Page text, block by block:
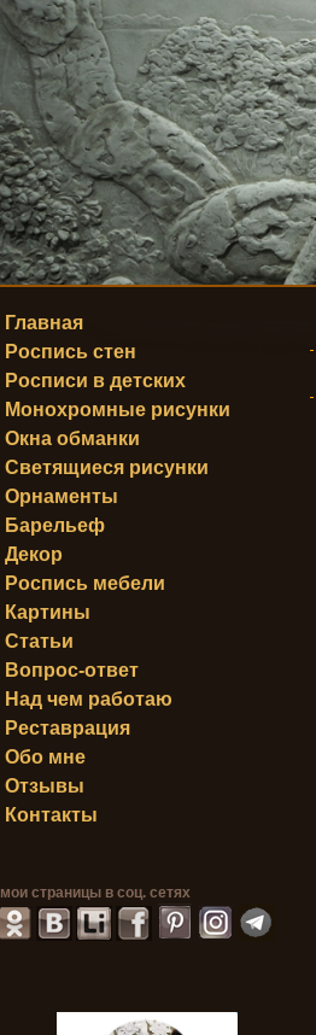
Главная
Роспись стен
Росписи в детских
Монохромные рисунки
Окна обманки
Светящиеся рисунки
Орнаменты
Барельеф
Декор
Роспись мебели
Картины
Статьи
Вопрос-ответ
Над чем работаю
Реставрация
Обо мне
Отзывы
Контакты
мои страницы в соц. сетях